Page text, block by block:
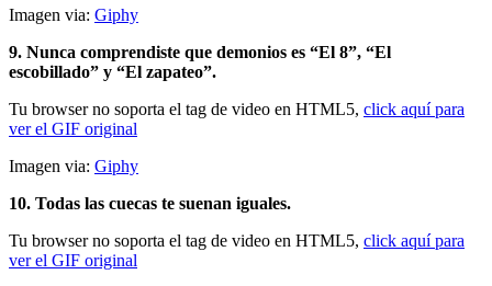
Imagen via: Giphy
9. Nunca comprendiste que demonios es “El 8”, “El
escobillado” y “El zapateo”.
Tu browser no soporta el tag de video en HTML5, click aquí para
ver el GIF original
Imagen via: Giphy
10. Todas las cuecas te suenan iguales.
Tu browser no soporta el tag de video en HTML5, click aquí para
ver el GIF original